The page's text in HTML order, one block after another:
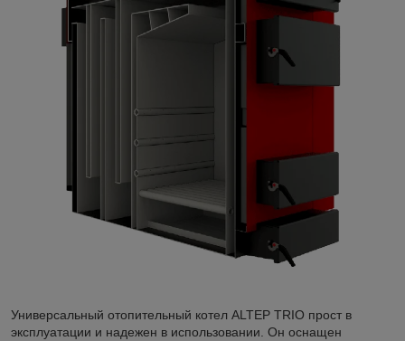
Универсальный отопительный котел ALTEP TRIO прост в
эксплуатации и надежен в использовании. Он оснащен